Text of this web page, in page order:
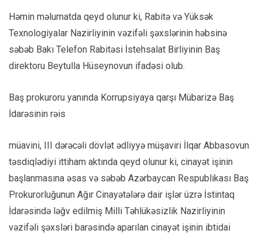
Həmin məlumatda qeyd olunur ki, Rabitə və Yüksək
Texnologiyalar Nazirliyinin vəzifəli şəxslərinin həbsinə
səbəb Bakı Telefon Rabitəsi İstehsalat Birliyinin Baş
direktoru Beytulla Hüseynovun ifadəsi olub.
Baş prokuroru yanında Korrupsiyaya qarşı Mübarizə Baş
İdarəsinin rəis
müavini, III dərəcəli dövlət ədliyyə müşaviri İlqar Abbasovun
təsdiqlədiyi ittiham aktında qeyd olunur ki, cinayət işinin
başlanmasına əsas və səbəb Azərbaycan Respublikası Baş
Prokurorluğunun Ağır Cinayətələrə dair işlər üzrə İstintaq
İdarəsində ləğv edilmiş Milli Təhlükəsizlik Nazirliyinin
vəzifəli şəxsləri barəsində aparılan cinayət işinin ibtidai